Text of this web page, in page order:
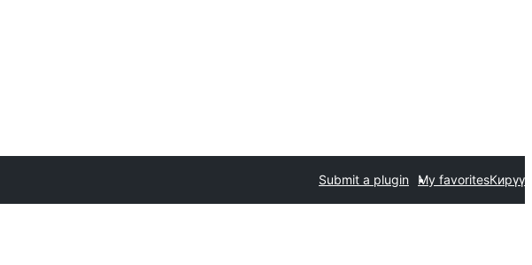
Submit a plugin My favoritesКирүү